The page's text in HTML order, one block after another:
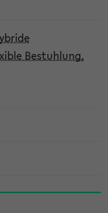
Bestuhlung,